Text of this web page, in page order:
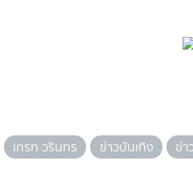
เกรท วรินทร ข่าวบันเทิง ข่า